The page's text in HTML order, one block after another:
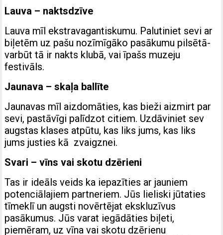
Lauva – naktsdzīve
Lauva mīl ekstravagantiskumu. Palutiniet sevi ar
biļetēm uz pašu nozīmīgāko pasākumu pilsētā-
varbūt tā ir nakts klubā, vai īpašs muzeju
festivāls.
Jaunava – skaļa ballīte
Jaunavas mīl aizdomāties, kas bieži aizmirt par
sevi, pastāvīgi palīdzot citiem. Uzdāviniet sev
augstas klases atpūtu, kas liks jums, kas liks
jums justies kā zvaigznei.
Svari – vīns vai skotu dzērieni
Tas ir ideāls veids ka iepazīties ar jauniem
potenciālajiem partneriem. Jūs lieliski jūtaties
tīmeklī un augsti novērtējat ekskluzīvus
pasākumus. Jūs varat iegādāties biļeti,
piemēram, uz vīna vai skotu dzērienu